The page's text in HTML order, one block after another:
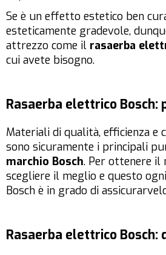
Se è un effetto estetico ben
esteticamente gradevole,
attrezzo come il rasaerba
cui avete bisogno.
Rasaerba elettrico Bosch:
Materiali di qualità, efficienza e
sono sicuramente i principali
marchio Bosch. Per ottenere il
scegliere il meglio e questo
Bosch è in grado di
Rasaerba elettrico Bosch: